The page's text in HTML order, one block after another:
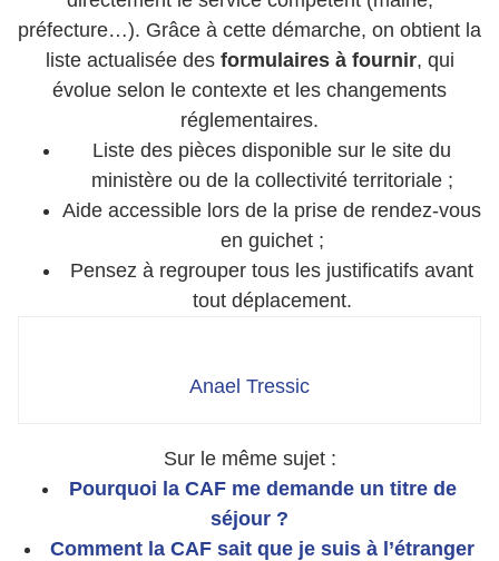
préfecture…). Grâce à cette démarche, on obtient la
liste actualisée des formulaires à fournir, qui
évolue selon le contexte et les changements
réglementaires.
Liste des pièces disponible sur le site du
ministère ou de la collectivité territoriale ;
Aide accessible lors de la prise de rendez-vous
en guichet ;
Pensez à regrouper tous les justificatifs avant
tout déplacement.
Anael Tressic
Sur le même sujet :
Pourquoi la CAF me demande un titre de
séjour ?
Comment la CAF sait que je suis à l’étranger